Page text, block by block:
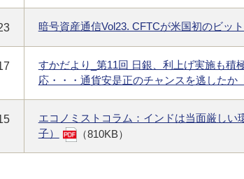
暗号資産通信Vol23. CFTCが米国初のビッ
すかだより_第11回 日銀、利上げ実施も積
応・・・通貨安是正のチャンスを逃したか
エコノミストコラム：インドは当面厳し
子）
（810KB）